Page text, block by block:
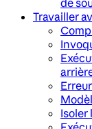
de
Travailler
Isoler